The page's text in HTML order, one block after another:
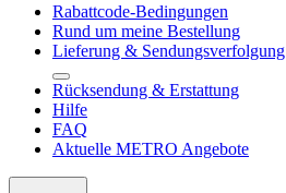
Rabattcode-Bedingungen
Rund um meine Bestellung
Lieferung & Sendungsverfolgung
Rücksendung & Erstattung
Hilfe
FAQ
Aktuelle METRO Angebote